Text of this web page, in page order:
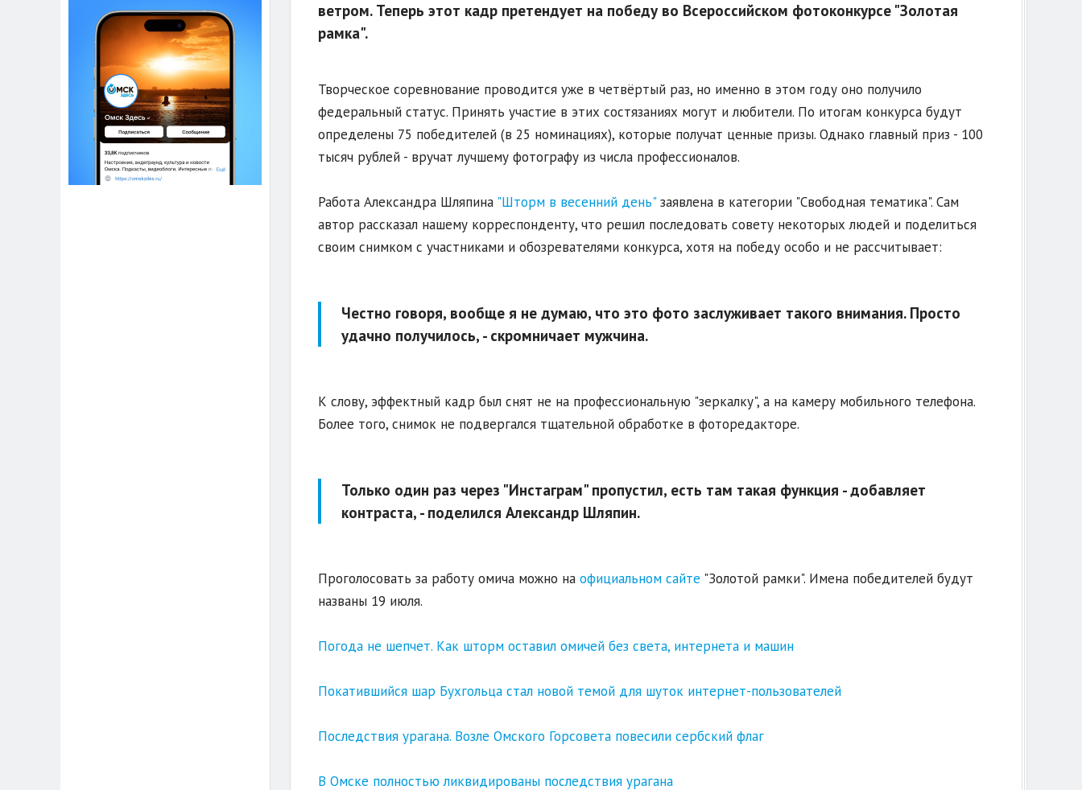
ветром. Теперь этот кадр претендует на победу во Всероссийском фотоконкурсе "Золотая
рамка".
Творческое соревнование проводится уже в четвёртый раз, но именно в этом году оно получило
федеральный статус. Принять участие в этих состязаниях могут и любители. По итогам конкурса будут
определены 75 победителей (в 25 номинациях), которые получат ценные призы. Однако главный приз - 100
тысяч рублей - вручат лучшему фотографу из числа профессионалов.
Работа Александра Шляпина "Шторм в весенний день"заявлена в категории "Свободная тематика". Сам
автор рассказал нашему корреспонденту, что решил последовать совету некоторых людей и поделиться
своим снимком с участниками и обозревателями конкурса, хотя на победу особо и не рассчитывает:
Честно говоря, вообще я не думаю, что это фото заслуживает такого внимания. Просто
удачно получилось, - скромничает мужчина.
К слову, эффектный кадр был снят не на профессиональную "зеркалку", а на камеру мобильного телефона.
Более того, снимок не подвергался тщательной обработке в фоторедакторе.
Только один раз через "Инстаграм" пропустил, есть там такая функция - добавляет
контраста, - поделился Александр Шляпин.
Проголосовать за работу омича можно на официальном сайте "Золотой рамки". Имена победителей будут
названы 19 июля.
Погода не шепчет. Как шторм оставил омичей без света, интернета и машин
Покатившийся шар Бухгольца стал новой темой для шуток интернет-пользователей
Последствия урагана. Возле Омского Горсовета повесили сербский флаг
В Омске полностью ликвидированы последствия урагана